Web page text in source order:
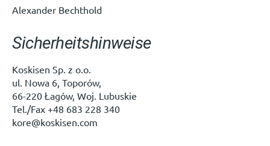
Alexander Bechthold
Sicherheitshinweise
Koskisen Sp. z o.o.
ul. Nowa 6, Toporów,
66-220 Łagów, Woj. Lubuskie
Tel./Fax +48 683 228 340
kore@koskisen.com